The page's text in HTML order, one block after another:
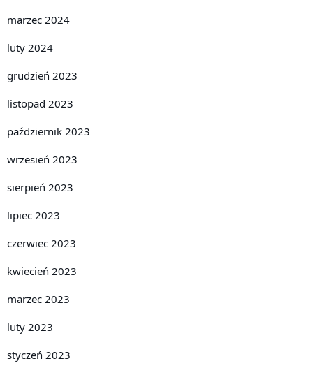
marzec 2024
luty 2024
grudzień 2023
listopad 2023
październik 2023
wrzesień 2023
sierpień 2023
lipiec 2023
czerwiec 2023
kwiecień 2023
marzec 2023
luty 2023
styczeń 2023